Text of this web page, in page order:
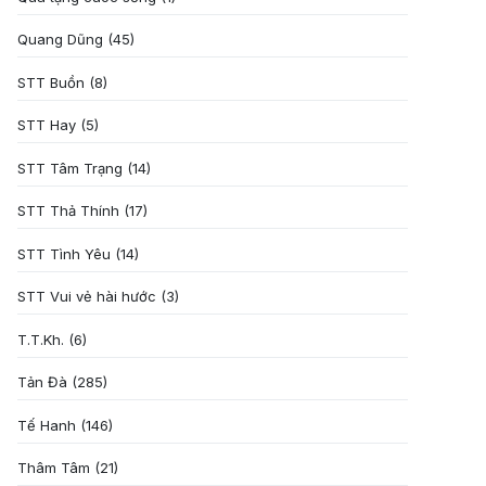
Quang Dũng (45)
STT Buồn (8)
STT Hay (5)
STT Tâm Trạng (14)
STT Thả Thính (17)
STT Tình Yêu (14)
STT Vui vẻ hài hước (3)
T.T.Kh. (6)
Tản Đà (285)
Tế Hanh (146)
Thâm Tâm (21)